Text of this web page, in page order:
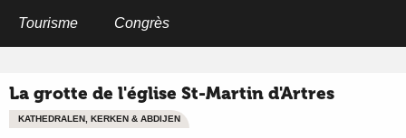
Tourisme Congrès
La grotte de l'église St-Martin d'Artres
KATHEDRALEN, KERKEN & ABDIJEN